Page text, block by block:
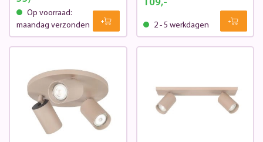
Op voorraad:
maandag verzonden
109,-
2 - 5 werkdagen